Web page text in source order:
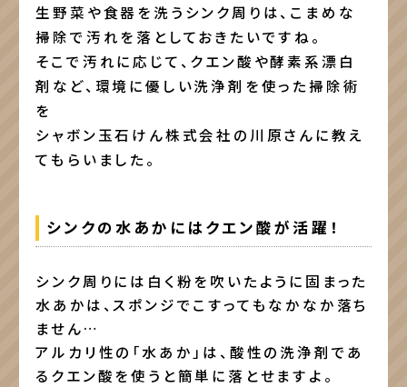
生野菜や食器を洗うシンク周りは、こまめな
掃除で汚れを落としておきたいですね。
そこで汚れに応じて、クエン酸や酵素系漂白
剤など、環境に優しい洗浄剤を使った掃除術
を
シャボン玉石けん株式会社の川原さんに教え
てもらいました。
シンクの水あかにはクエン酸が活躍！
シンク周りには白く粉を吹いたように固まった
水あかは、スポンジでこすってもなかなか落ち
ません…
アルカリ性の「水あか」は、酸性の洗浄剤であ
るクエン酸を使うと簡単に落とせますよ。